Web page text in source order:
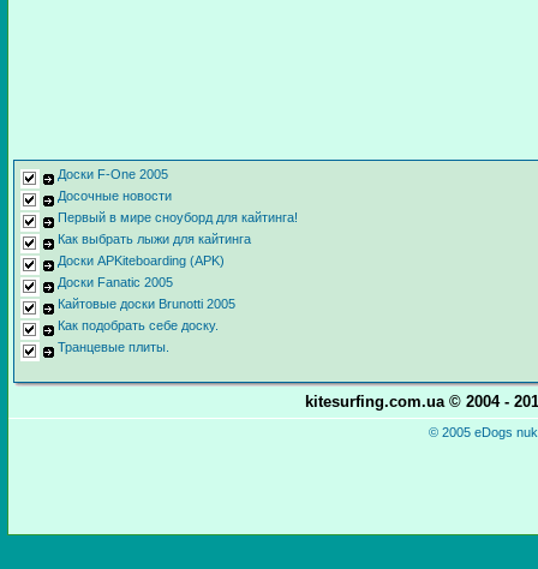
Доски F-One 2005
Досочные новости
Первый в мире сноуборд для кайтинга!
Как выбрать лыжи для кайтинга
Доски APKiteboarding (APK)
Доски Fanatic 2005
Кайтовые доски Brunotti 2005
Как подобрать себе доску.
Транцевые плиты.
kitesurfing.com.ua © 2004 -
© 2005 eDogs